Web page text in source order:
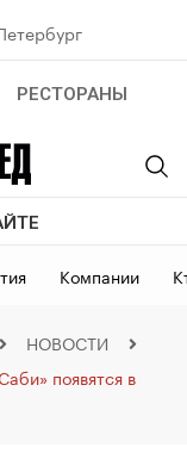
РЕСТОРАНЫ
Компании
НОВОСТИ
появятся в